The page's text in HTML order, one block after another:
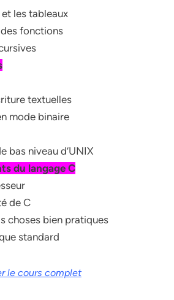
les tableaux
fonctions
textuelles
mode binaire
bas niveau d’UNIX
du langage C
de C
choses bien pratiques
standard
le cours complet